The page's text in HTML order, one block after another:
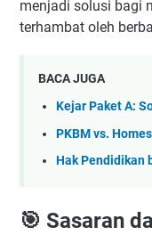
menjadi solusi bagi
terhambat oleh
BACA JUGA
Kejar Paket A:
PKBM vs.
Hak Pendidikan
🎯 Sasaran